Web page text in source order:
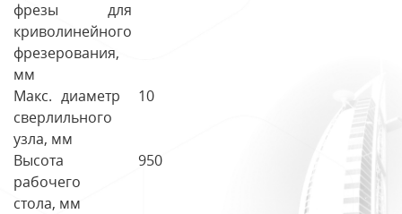
фрезы для
криволинейного
фрезерования,
мм
Макс. диаметр
сверлильного
узла, мм
10
Высота
рабочего
стола, мм
950